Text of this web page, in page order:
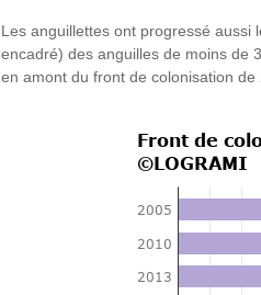
Les anguillettes ont progressé aussi
encadré) des anguilles de moins de
en amont du front de colonisation de